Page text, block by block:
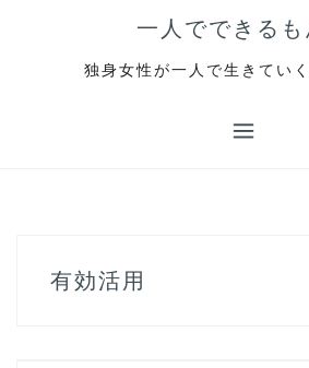
一人でできる
独身女性が一人で生きてい
有効活用